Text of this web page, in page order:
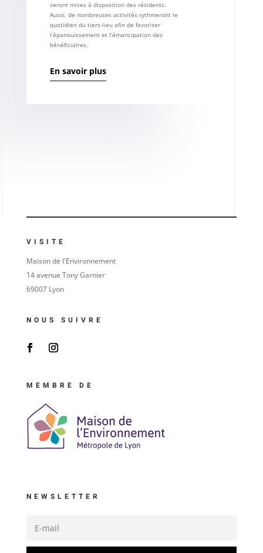
seront mises à disposition des résidents.
Aussi, de nombreuses activités rythmeront le
quotidien du tiers-lieu afin de favoriser
l’épanouissement et l’émancipation des
bénéficiaires.
En savoir plus
VISITE
Maison de l'Environnement
14 avenue Tony Garnier
69007 Lyon
NOUS SUIVRE
MEMBRE DE
NEWSLETTER